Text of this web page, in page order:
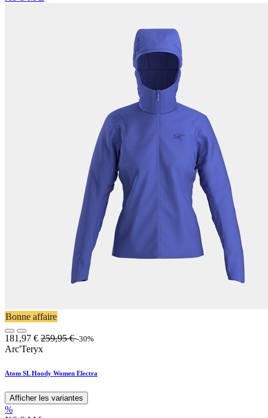
Bonne affaire
181,97 € 259,95€ -30%
Arc'Teryx
Atom SL Hoody Women Electra
Afficher les variantes
%